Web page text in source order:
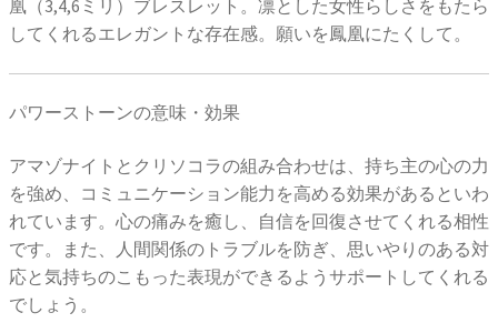
凰（3,4,6ミリ）ブレスレット。凛とした女性らしさをもたら
してくれるエレガントな存在感。願いを鳳凰にたくして。
パワーストーンの意味・効果
アマゾナイトとクリソコラの組み合わせは、持ち主の心の力
を強め、コミュニケーション能力を高める効果があるといわ
れています。心の痛みを癒し、自信を回復させてくれる相性
です。また、人間関係のトラブルを防ぎ、思いやりのある対
応と気持ちのこもった表現ができるようサポートしてくれる
でしょう。